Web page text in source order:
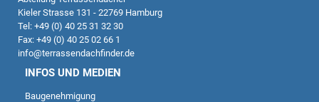
Kieler Strasse 131 - 22769 Hamburg
Tel: +49 (0) 40 25 31 32 30
Fax: +49 (0) 40 25 02 66 1
info@terrassendachfinder.de
INFOS UND MEDIEN
Baugenehmigung